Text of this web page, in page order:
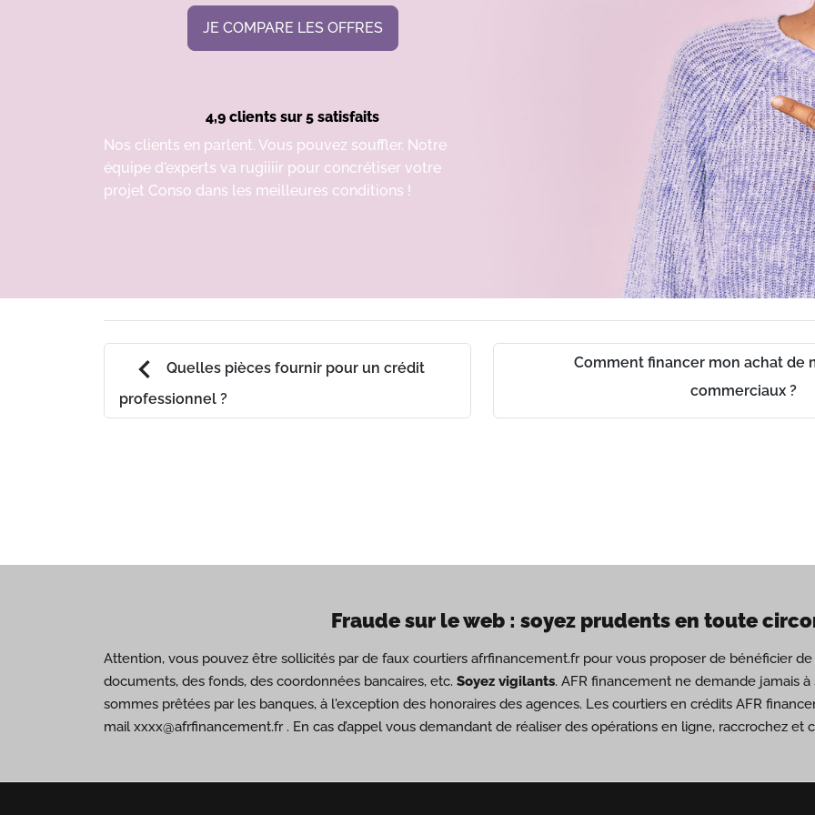
JE COMPARE LES OFFRES
4,9 clients sur 5 satisfaits
Nos clients en parlent. Vous pouvez souffler. Notre
équipe d'experts va rugiiiir pour concrétiser votre
projet Conso dans les meilleures conditions !
chevron_left
Quelles pièces fournir pour un crédit
professionnel ?
Comment financer mon achat de
commerciaux ?
Fraude sur le web : soyez prudents en toute
Attention, vous pouvez être sollicités par de faux courtiers afrfinancement.fr pour vous proposer de bénéficier
documents, des fonds, des coordonnées bancaires, etc. Soyez vigilants. AFR financement ne demande jamais
sommes prêtées par les banques, à l'exception des honoraires des agences. Les courtiers en crédits AFR
mail xxxx@afrfinancement.fr . En cas d’appel vous demandant de réaliser des opérations en ligne, raccrochez et